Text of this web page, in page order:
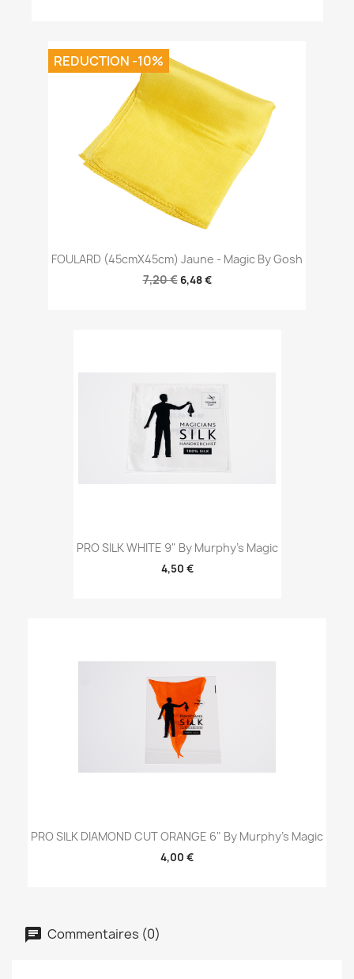
FOULARD (45cmX45cm) Jaune - Magic By Gosh
7,20 € 6,48 €
REDUCTION -10%
PRO SILK WHITE 9" By Murphy's Magic
4,50 €
PRO SILK DIAMOND CUT ORANGE 6" By Murphy's Magic
4,00 €
Commentaires (0)